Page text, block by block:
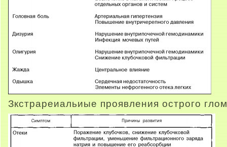
Зкстрареиальиые проявления острого